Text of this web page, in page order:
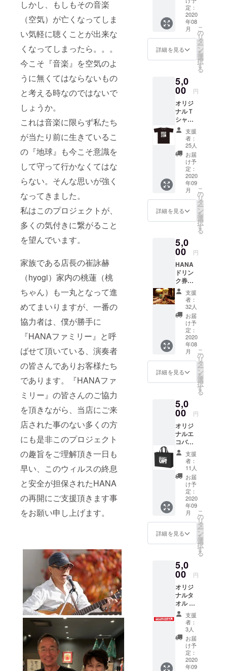
しかし、もしもその音楽
（空気）が亡くなってしま
い気軽に聴くことが出来な
くなってしまったら。。。
今こそ『音楽』を空気のよ
うに無くてはならないもの
と考える時なのではないで
しょうか。
これは音楽に限らず私たち
が当たり前に生きているこ
の『地球』も今こそ意識を
して守って行かなくてはな
らない。そんな思いが強く
なってきました。
私はこのプロジェクトが、
多くの気付きに繋がること
を望んでいます。
家族である店長の崔詠赫
（hyogi）家内の桃蓮（桃
ちゃん）も一丸となって進
めてまいりますが、一番の
協力者は、僕が勝手に
『HANAファミリー』と呼
ばせて頂いている、演奏者
の皆さんでありお客様たち
であります。『HANAファ
ミリー』の皆さんのご協力
を頂きながら、当店にご来
店された事のない多くの方
にも是非このプロジェクト
の趣旨をご理解頂き一日も
早い、このウィルスの終息
と安全が担保されたHANA
の再開にご支援頂きます事
をお願い申し上げます。
く際に
『上乗
せ支
援』を
するこ
とがで
す場合
は、リ
ターン
の額に
上乗せ
して、
ご支援
頂けま
すと大
変あり
がたい
です。
セージ
お気軽
にシン
プルに
ご参加
いただ
けるタ
イプで
支援を
してい
ただく
際に
『上乗
せ支
援』を
するこ
とがで
きま
す。ご
都合許
す場合
は、リ
ターン
の額に
上乗せ
すと大
変あり
がたい
です。
（デザ
イン等
は一部
変更さ
れるこ
とがあ
りま
す）
定：
2020
年08
月
詳細を見る
こ
の
リ
タ
ー
ン
を
選
択
す
る
5,0
00 円
オリジ
ナルＴ
シャツ
＋ オリ
ジナル
ステッ
カー１
すいオ
リジナ
ルＴ
シャツ
とス
テッ
カー１
枚の
です。
サイズ
を、Ｗ
Ｍ／Ｗ
Ｌ／Ｓ
／Ｍ／
Ｌ／２
Ｌ／３
Ｌ か
らお選
び頂き
ますよ
うお願
いしま
す。 ご
支援を
してい
せ支
援』を
するこ
とがで
きま
す。ご
都合許
す場合
は、リ
ターン
の額に
上乗せ
して、
ご支援
頂けま
すと大
変あり
イン等
は一部
れるこ
とがあ
りま
す）
支援
者：
25人
お届
け予
定：
2020
年09
月
詳細を見る
こ
の
リ
タ
ー
ン
を
選
択
す
る
5,0
00 円
HANA
ドリン
ク券
（10
枚）
＋ オ
リジナ
ルス
テッ
カー１
枚の
セット
です。
ＨＡＮ
Ａのﾄﾞﾘ
ﾝｸメ
からお
選びい
ただけ
ます。
期限は
お手元
にチ
ケット
が届い
てから3
か月間
有効で
す。 ご
支援を
してい
ただく
際に
するこ
とがで
きま
す。ご
都合許
す場合
は、リ
ターン
の額に
上乗せ
して、
ご支援
頂けま
支援
者：
32人
お届
け予
定：
2020
年08
月
詳細を見る
こ
の
リ
タ
ー
ン
を
選
択
す
る
5,0
00 円
オリジ
ナルエ
コバッ
ク＋オ
リジナ
ルス
テッ
カー１
袋も環
境保全
のため
に削
減、有
料化さ
れます
コバッ
クはい
くつ
あって
も重宝
します
よ。 ご
支援を
してい
ただく
際に
『上乗
せ支
援』を
支援
者：
11人
お届
け予
定：
2020
年09
月
詳細を見る
こ
の
リ
タ
ー
ン
を
選
択
す
る
5,0
00 円
オリジ
ナルタ
オル ＋
オリジ
ナルス
テッ
カー１
ジナル
マフ
ラータ
支援
者：
3人
お届
け予
定：
2020
年09